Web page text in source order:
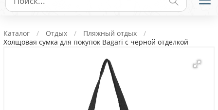
Личные аксессуары
Деловые подарки
Съедобные подарки с логотипом
Каталог Отдых
Пляжный отдых
Холщовая сумка для покупок Bagari с черной отделкой